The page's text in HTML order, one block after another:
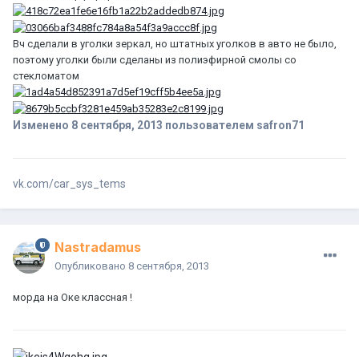
Вч сделали в уголки зеркал, но штатных уголков в авто не было,
поэтому уголки были сделаны из полиэфирной смолы со
стекломатом
Изменено 8 сентября, 2013 пользователем safron71
vk.com/car_sys_tems
Nastradamus
Опубликовано 8 сентября, 2013
морда на Оке классная !